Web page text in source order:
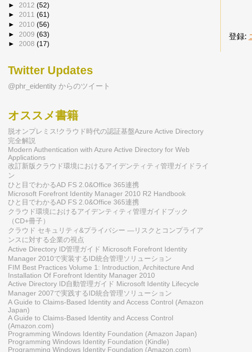
登録:
► 2012 (52)
► 2011 (61)
► 2010 (56)
► 2009 (63)
► 2008 (17)
Twitter Updates
@phr_eidentity からのツイート
オススメ書籍
脱オンプレミス!クラウド時代の認証基盤Azure Active Directory
完全解説
Modern Authentication with Azure Active Directory for Web
Applications
改訂新版クラウド環境におけるアイデンティティ管理ガイドライ
ン
ひと目でわかるAD FS 2.0&Office 365連携
Microsoft Forefront Identity Manager 2010 R2 Handbook
ひと目でわかるAD FS 2.0&Office 365連携
クラウド環境におけるアイデンティティ管理ガイドブック
（CD+冊子）
クラウド セキュリティ&プライバシー ―リスクとコンプライア
ンスに対する企業の視点
Active Directory ID管理ガイド Microsoft Forefront Identity
Manager 2010で実装するID統合管理ソリューション
FIM Best Practices Volume 1: Introduction, Architecture And
Installation Of Forefront Identity Manager 2010
Active Directory ID自動管理ガイド Microsoft Identity Lifecycle
Manager 2007で実践するID統合管理ソリューション
A Guide to Claims-Based Identity and Access Control (Amazon
Japan)
A Guide to Claims-Based Identity and Access Control
(Amazon.com)
Programming Windows Identity Foundation (Amazon Japan)
Programming Windows Identity Foundation (Kindle)
Programming Windows Identity Foundation (Amazon.com)